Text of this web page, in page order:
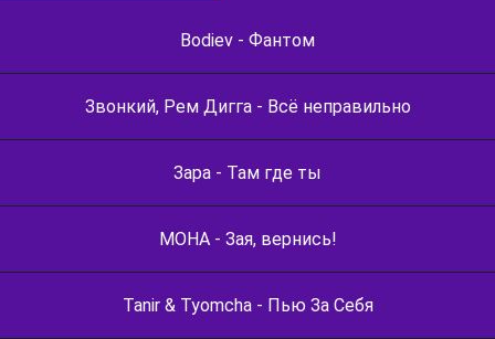
Bodiev - Фантом
Звонкий, Рем Дигга - Всё неправильно
Зара - Там где ты
МОНА - Зая, вернись!
Tanir & Tyomcha - Пью За Себя